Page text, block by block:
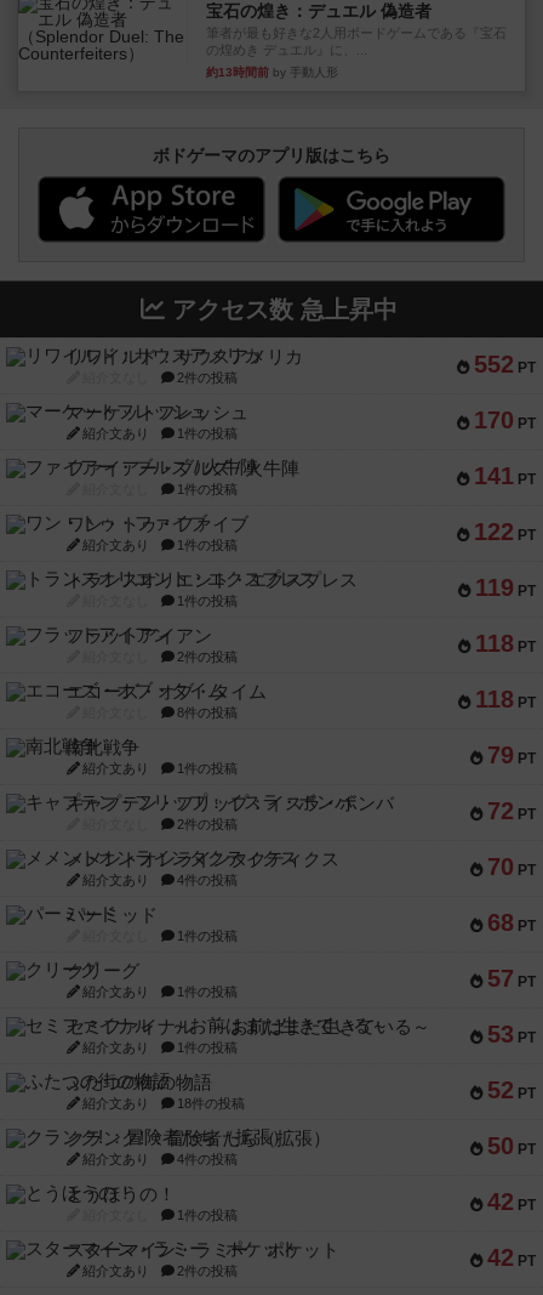
宝石の煌き：デュエル 偽造者
筆者が最も好きな2人用ボードゲームである『宝石
の煌めき デュエル』に、...
約13時間前 by 手動人形
ボドゲーマのアプリ版はこちら
アクセス数 急上昇中
552 PT
リワイルド：サウスアメリカ
2件の投稿
170 PT
マーケットフレッシュ
紹介文あり 1件の投稿
141 PT
ファイアー・ブルズ / 火牛陣
1件の投稿
122 PT
ワン・トゥ・ファイブ
紹介文あり 1件の投稿
119 PT
トランスオリエント・エクスプレス
1件の投稿
118 PT
フラットアイアン
2件の投稿
118 PT
エコーズ・オブ・タイム
8件の投稿
79 PT
南北戦争
紹介文あり 1件の投稿
72 PT
キャプテン・フリップ：イスラ・ボンバ
2件の投稿
70 PT
メメントオンラインタクティクス
紹介文あり 4件の投稿
68 PT
パーミッド
1件の投稿
57 PT
クリーグ
紹介文あり 1件の投稿
53 PT
セミファイナル ～お前はまだ生きている～
紹介文あり 1件の投稿
52 PT
ふたつの街の物語
紹介文あり 18件の投稿
50 PT
クランク! ：冒険者たち（拡張）
紹介文あり 4件の投稿
42 PT
とうほうの！
1件の投稿
42 PT
スターマイン・ラミー ポケット
紹介文あり 2件の投稿